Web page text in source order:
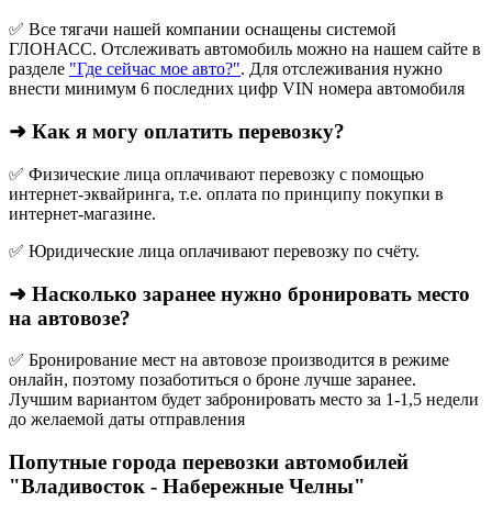
✅ Все тягачи нашей компании оснащены системой
ГЛОНАСС. Отслеживать автомобиль можно на нашем сайте в
разделе "Где сейчас мое авто?". Для отслеживания нужно
внести минимум 6 последних цифр VIN номера автомобиля
➜ Как я могу оплатить перевозку?
✅ Физические лица оплачивают перевозку с помощью
интернет-эквайринга, т.е. оплата по принципу покупки в
интернет-магазине.
✅ Юридические лица оплачивают перевозку по счёту.
➜ Насколько заранее нужно бронировать место
на автовозе?
✅ Бронирование мест на автовозе производится в режиме
онлайн, поэтому позаботиться о броне лучше заранее.
Лучшим вариантом будет забронировать место за 1-1,5 недели
до желаемой даты отправления
Попутные города перевозки автомобилей
"Владивосток - Набережные Челны"